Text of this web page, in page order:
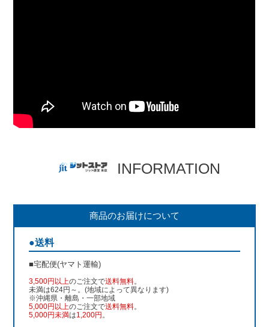
INFORMATION
商品のお届けについて
●送料
■宅配便(ヤマト運輸)
3,500円以上のご注文で送料無料。
未満は624円～。(地域によって異なります)
※沖縄県・離島・一部地域
5,000円以上のご注文で送料無料。
5,000円未満は1,200円 。